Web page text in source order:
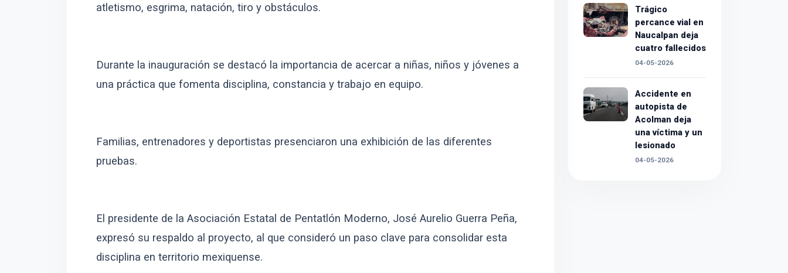
atletismo, esgrima, natación, tiro y obstáculos.
Durante la inauguración se destacó la importancia de acercar a niñas, niños y jóvenes a
una práctica que fomenta disciplina, constancia y trabajo en equipo.
Familias, entrenadores y deportistas presenciaron una exhibición de las diferentes
pruebas.
El presidente de la Asociación Estatal de Pentatlón Moderno, José Aurelio Guerra Peña,
expresó su respaldo al proyecto, al que consideró un paso clave para consolidar esta
disciplina en territorio mexiquense.
Trágico
percance vial en
Naucalpan deja
cuatro fallecidos
04-05-2026
Accidente en
autopista de
Acolman deja
una víctima y un
lesionado
04-05-2026